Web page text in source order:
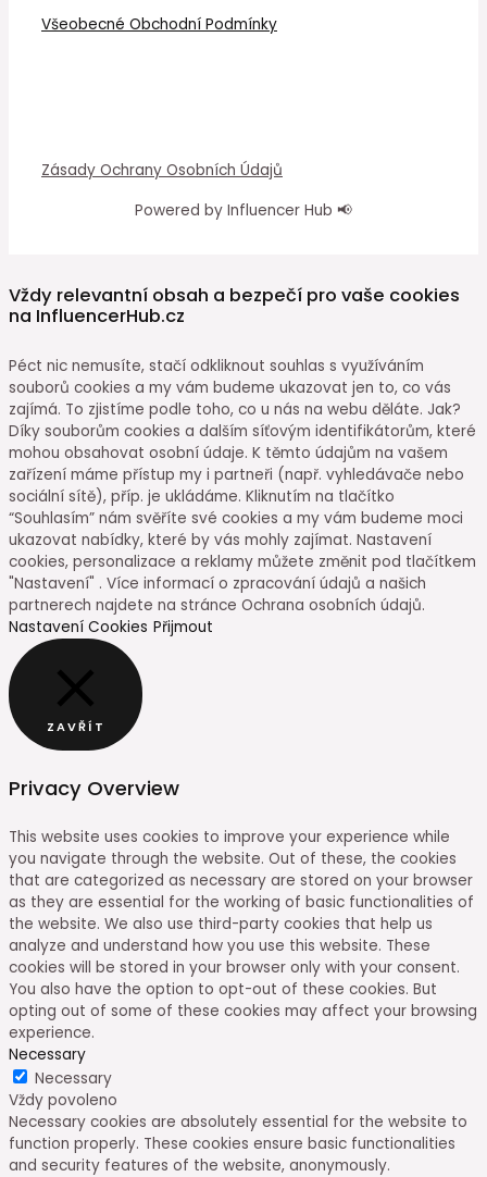
Všeobecné Obchodní Podmínky
Zásady Ochrany Osobních Údajů
Powered by Influencer Hub 📢
Vždy relevantní obsah a bezpečí pro vaše cookies
na InfluencerHub.cz
Péct nic nemusíte, stačí odkliknout souhlas s využíváním
souborů cookies a my vám budeme ukazovat jen to, co vás
zajímá. To zjistíme podle toho, co u nás na webu děláte. Jak?
Díky souborům cookies a dalším síťovým identifikátorům, které
mohou obsahovat osobní údaje. K těmto údajům na vašem
zařízení máme přístup my i partneři (např. vyhledávače nebo
sociální sítě), příp. je ukládáme. Kliknutím na tlačítko
“Souhlasím” nám svěříte své cookies a my vám budeme moci
ukazovat nabídky, které by vás mohly zajímat. Nastavení
cookies, personalizace a reklamy můžete změnit pod tlačítkem
"Nastavení" . Více informací o zpracování údajů a našich
partnerech najdete na stránce Ochrana osobních údajů.
Nastavení Cookies Přijmout
ZAVŘÍT
Privacy Overview
This website uses cookies to improve your experience while
you navigate through the website. Out of these, the cookies
that are categorized as necessary are stored on your browser
as they are essential for the working of basic functionalities of
the website. We also use third-party cookies that help us
analyze and understand how you use this website. These
cookies will be stored in your browser only with your consent.
You also have the option to opt-out of these cookies. But
opting out of some of these cookies may affect your browsing
experience.
Necessary
Necessary
Vždy povoleno
Necessary cookies are absolutely essential for the website to
function properly. These cookies ensure basic functionalities
and security features of the website, anonymously.